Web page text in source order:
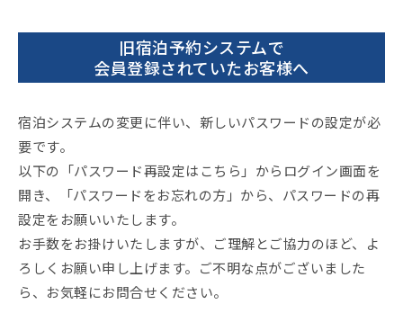
旧宿泊予約システムで
会員登録されていたお客様へ
宿泊システムの変更に伴い、新しいパスワードの設定が必
要です。
以下の「パスワード再設定はこちら」からログイン画面を
開き、「パスワードをお忘れの方」から、パスワードの再
設定をお願いいたします。
お手数をお掛けいたしますが、ご理解とご協力のほど、よ
ろしくお願い申し上げます。ご不明な点がございました
ら、お気軽にお問合せください。